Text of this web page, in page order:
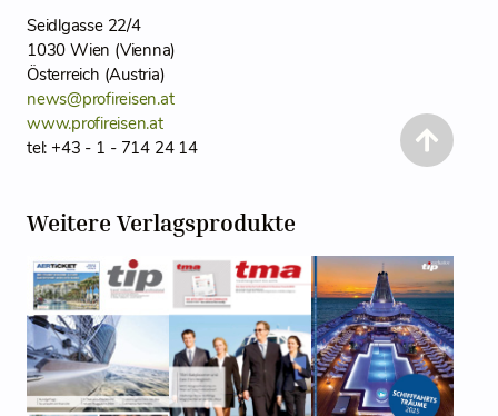
Seidlgasse 22/4
1030 Wien (Vienna)
Österreich (Austria)
news@profireisen.at
www.profireisen.at
tel: +43 - 1 - 714 24 14
Weitere Verlagsprodukte